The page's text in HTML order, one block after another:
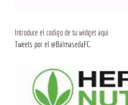
Introduce el codigo de tu widget aqui
Tweets por el @BalmasedaFC.